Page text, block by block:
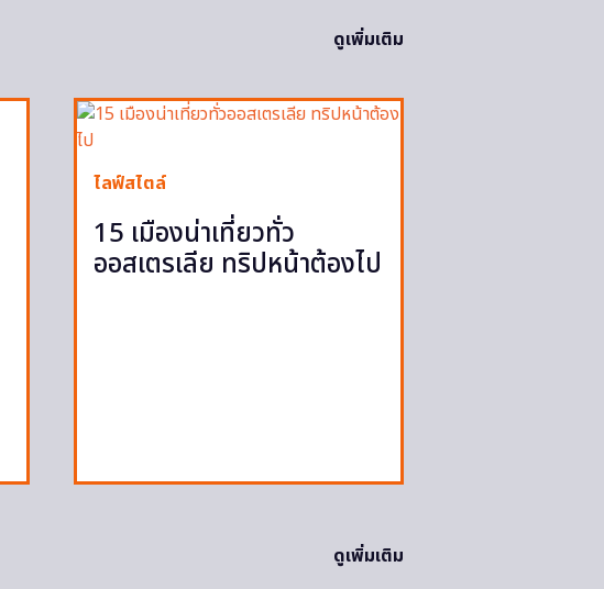
ดูเพิ่มเติม
ไลฟ์สไตล์
15 เมืองน่าเที่ยวทั่ว
ออสเตรเลีย ทริปหน้าต้องไป
ดูเพิ่มเติม